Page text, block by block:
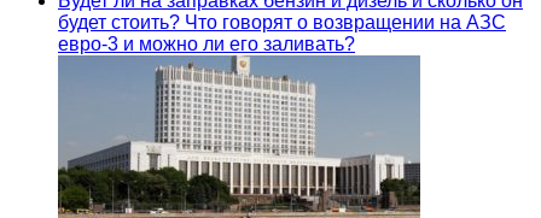
будет стоить? Что говорят о возвращении на АЗС
евро-3 и можно ли его заливать?